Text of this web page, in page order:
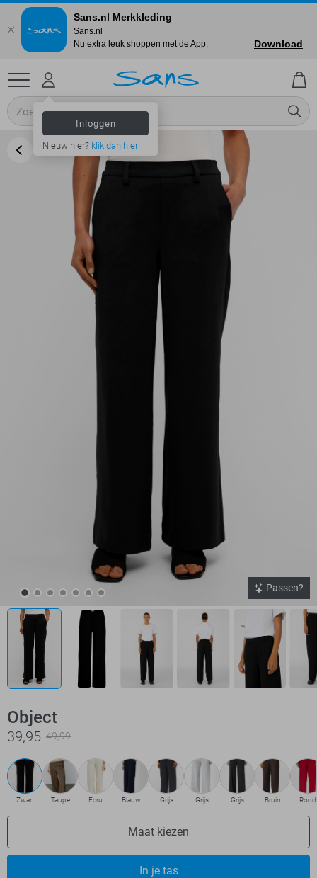
Inloggen
Nieuw hier? klik dan hier
Passen?
Object
39,95 49,99
Zwart Taupe Ecru Blauw Grijs Grijs Grijs Bruin Rood
Maat kiezen
In je tas
Sans.nl Merkkleding
Sans.nl
Nu extra leuk shoppen met de App.
Download